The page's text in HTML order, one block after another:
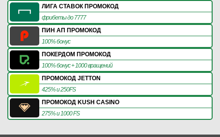
ЛИГА СТАВОК ПРОМОКОД
фрибеты до 7777
ПИН АП ПРОМОКОД
100% бонус
ПОКЕРДОМ ПРОМОКОД
100% бонус + 1000 вращений
ПРОМОКОД JETTON
425% и 250FS
ПРОМОКОД KUSH CASINO
275% и 1000 FS